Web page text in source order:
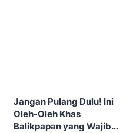
Jangan Pulang Dulu! Ini
Oleh-Oleh Khas
Balikpapan yang Wajib